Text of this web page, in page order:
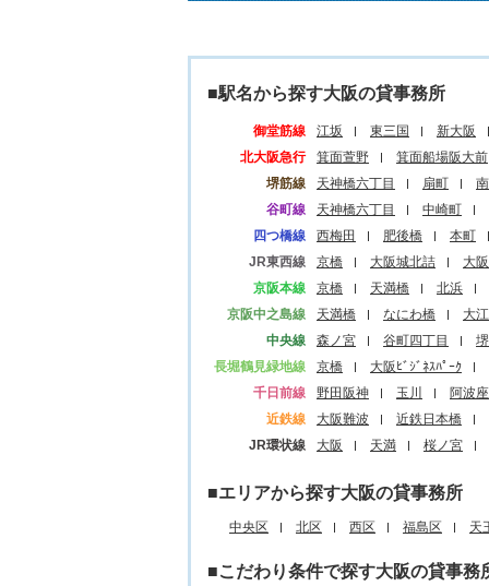
■駅名から探す大阪の貸事務所
御堂筋線 江坂 東三国
新大阪
北大阪急行
箕面萱野
箕面船場阪大前
堺筋線
天神橋六丁目 扇町
谷町線
天神橋六丁目
中崎町
四つ橋線
西梅田 肥後橋
本町
JR東西線
京橋 大阪城北詰
大
京阪本線
京橋 天満橋
北浜
京阪中之島線
天満橋 なにわ橋
大
中央線
森ノ宮 谷町四丁目
長堀鶴見緑地線
京橋
大阪ﾋﾞｼﾞﾈｽﾊﾟｰｸ
千日前線
野田阪神 玉川
阿波座
近鉄線
大阪難波
近鉄日本橋
JR環状線
大阪 天満 桜ノ宮
■エリアから探す大阪の貸事務所
中央区 北区 西区 福島区 天
■こだわり条件で探す大阪の貸事務